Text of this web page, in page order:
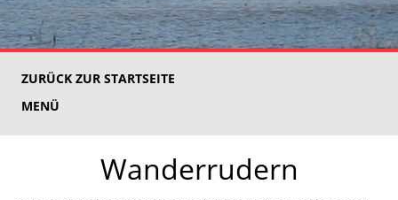
ZURÜCK ZUR STARTSEITE
MENÜ
Wanderrudern